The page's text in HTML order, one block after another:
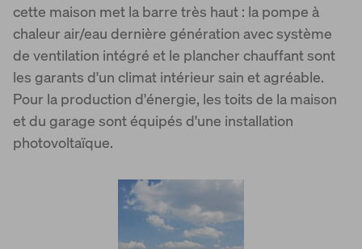
cette maison met la barre très haut : la pompe à
chaleur air/eau dernière génération avec système
de ventilation intégré et le plancher chauffant sont
les garants d'un climat intérieur sain et agréable.
Pour la production d'énergie, les toits de la maison
et du garage sont équipés d'une installation
photovoltaïque.